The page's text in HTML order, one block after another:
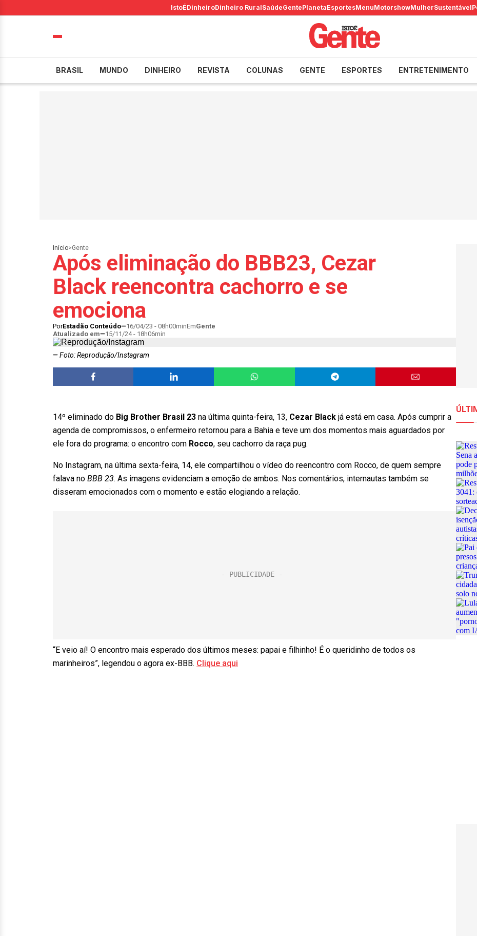
IstoÉDinheiroDinheiro RuralSaúdeGentePlanetaEsportesMenuMotorshowMulherSustentável
BRASIL MUNDO DINHEIRO REVISTA COLUNAS GENTE ESPORTES ENTRETENIMENTO
Início>Gente
Após eliminação do BBB23, Cezar
Black reencontra cachorro e se
emociona
PorEstadão Conteúdo 16/04/23 - 08h00minEmGente
Atualizado em
15/11/24 - 18h06min
Foto: Reprodução/Instagram
14º eliminado do Big Brother Brasil 23 na última quinta-feira, 13, Cezar Black já está em casa. Após cumprir a
agenda de compromissos, o enfermeiro retornou para a Bahia e teve um dos momentos mais aguardados por
ele fora do programa: o encontro com Rocco, seu cachorro da raça pug.
No Instagram, na última sexta-feira, 14, ele compartilhou o vídeo do reencontro com Rocco, de quem sempre
falava no BBB 23. As imagens evidenciam a emoção de ambos. Nos comentários, internautas também se
disseram emocionados com o momento e estão elogiando a relação.
“E veio aí! O encontro mais esperado dos últimos meses: papai e filhinho! É o queridinho de todos os
marinheiros”, legendou o agora ex-BBB. Clique aqui